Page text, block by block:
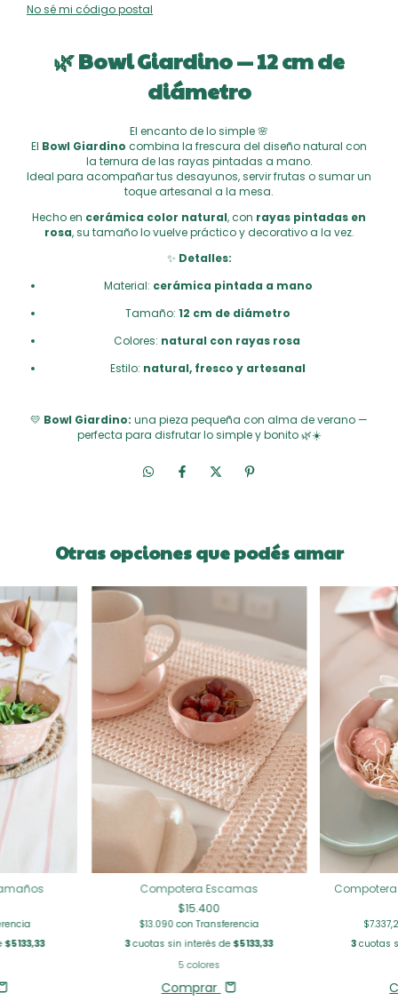
No sé mi código postal
🌿Bowl Giardino — 12 cm de
diámetro
El encanto de lo simple 🌸
El Bowl Giardino combina la frescura del diseño natural con
la ternura de las rayas pintadas a mano.
Ideal para acompañar tus desayunos, servir frutas o sumar un
toque artesanal a la mesa.
Hecho en cerámica color natural, con rayas pintadas en
rosa, su tamaño lo vuelve práctico y decorativo a la vez.
✨ Detalles:
Material: cerámica pintada a mano
Tamaño: 12 cm de diámetro
Colores: natural con rayas rosa
Estilo: natural, fresco y artesanal
💛 Bowl Giardino: una pieza pequeña con alma de verano —
perfecta para disfrutar lo simple y bonito 🌿☀️
Otras opciones que podés amar
$5133,33
Compotera Escamas
$15.400
$13.090con Transferencia
3cuotas sin interés de$5133,33
5 colores
Comprar
3 cuotas